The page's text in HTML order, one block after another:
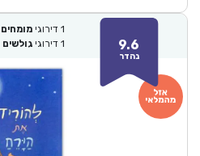
9.6
נהדר
1 דירוגי מומחים
1 דירוגי גולשים